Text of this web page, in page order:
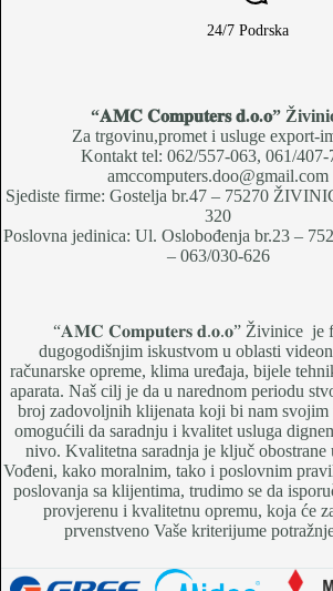
24/7 Podrska
“𝐀𝐌𝐂 𝐂𝐨𝐦𝐩𝐮𝐭𝐞𝐫𝐬 𝐝.𝐨.𝐨”
Za trgovinu,promet i usluge export-
Kontakt tel: 062/557-063, 061/407-
amccomputers.doo@gmail.com
Sjediste firme: Gostelja br.47 – 75270
320
Poslovna jedinica: Ul. Oslobođenja br.23 –
– 063/030-626
“𝐀𝐌𝐂 𝐂𝐨𝐦𝐩𝐮𝐭𝐞𝐫𝐬 𝐝.𝐨.𝐨” Živinice je
dugogodišnjim iskustvom u oblasti
računarske opreme, klima uređaja, bijele
aparata. Naš cilj je da u narednom periodu
broj zadovoljnih klijenata koji bi nam svojim
omogućili da saradnju i kvalitet usluga
nivo. Kvalitetna saradnja je ključ obostrane
Vođeni, kako moralnim, tako i poslovnim
poslovanja sa klijentima, trudimo se da
provjerenu i kvalitetnu opremu, koja će
prvenstveno Vaše kriterijume